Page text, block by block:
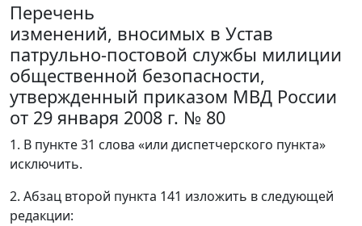
Перечень
изменений, вносимых в Устав
патрульно-постовой службы милиции
общественной безопасности,
утвержденный приказом МВД России
от 29 января 2008 г. № 80
1. В пункте 31 слова «или диспетчерского пункта»
исключить.
2. Абзац второй пункта 141 изложить в следующей
редакции: